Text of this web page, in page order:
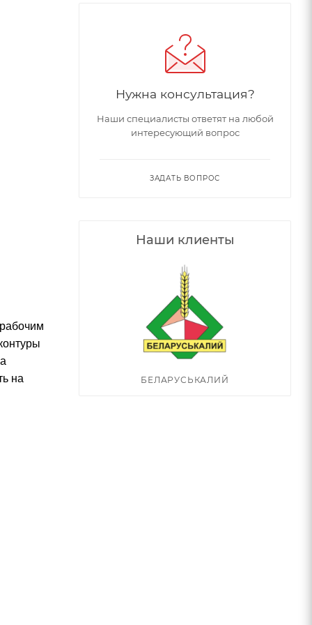
на
Нужна консультация?
Наши специалисты ответят на любой
интересующий вопрос
ЗАДАТЬ ВОПРОС
Наши клиенты
БЕЛАРУСЬКАЛИЙ